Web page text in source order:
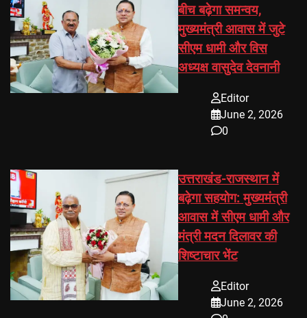
बीच बढ़ेगा समन्वय,
मुख्यमंत्री आवास में जुटे
सीएम धामी और विस
अध्यक्ष वासुदेव देवनानी
Editor
June 2, 2026
0
उत्तराखंड-राजस्थान में
बढ़ेगा सहयोग: मुख्यमंत्री
आवास में सीएम धामी और
मंत्री मदन दिलावर की
शिष्टाचार भेंट
Editor
June 2, 2026